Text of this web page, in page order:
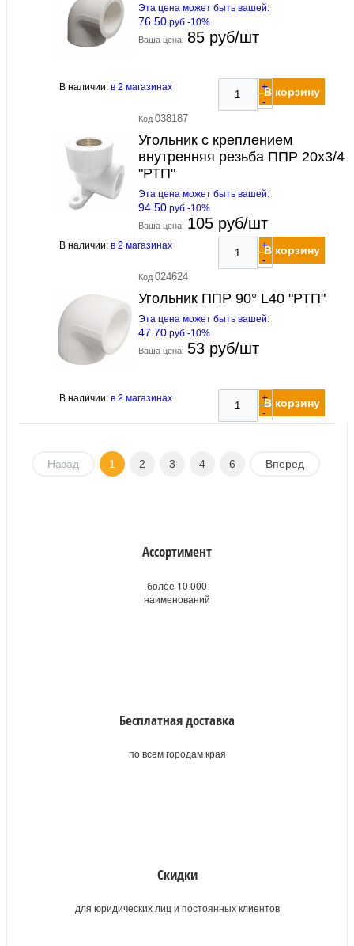
Эта цена может быть вашей:
76.50 руб -10%
Ваша цена: 85 руб/шт
В наличии:в 2 магазинах
+
-
В корзину
Код 038187
Угольник с креплением
внутренняя резьба ППР 20х3/4
"РТП"
Эта цена может быть вашей:
94.50 руб -10%
Ваша цена: 105 руб/шт
В наличии:в 2 магазинах
+
-
В корзину
Код 024624
Угольник ППР 90° L40 "РТП"
Эта цена может быть вашей:
47.70 руб -10%
Ваша цена: 53 руб/шт
В наличии:в 2 магазинах
+
-
В корзину
Назад 1 2 3 4 6 Вперед
Ассортимент
более 10 000
наименований
Бесплатная доставка
по всем городам края
Скидки
для юридических лиц и постоянных клиентов